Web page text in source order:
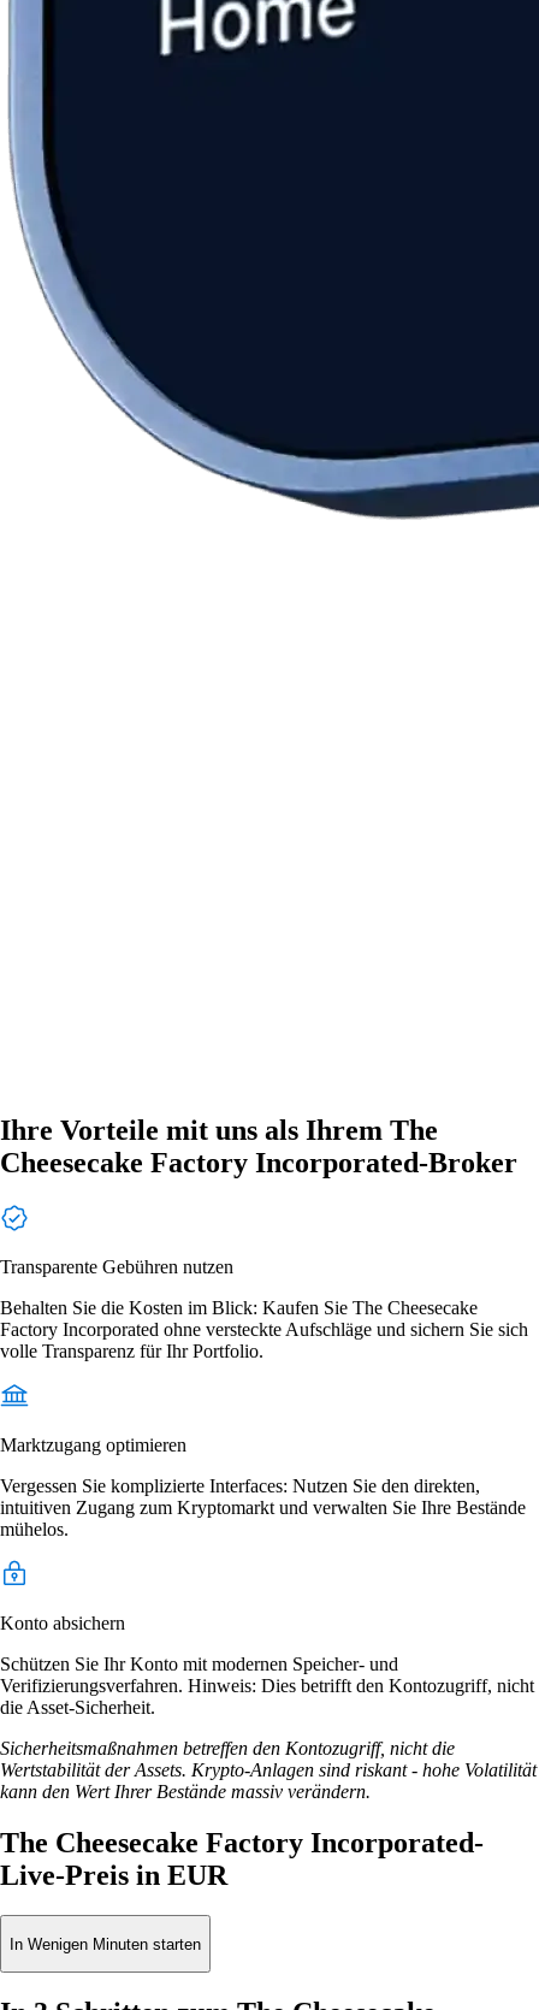
Ihre Vorteile mit uns als Ihrem The
Cheesecake Factory Incorporated-Broker
Transparente Gebühren nutzen
Behalten Sie die Kosten im Blick: Kaufen Sie The Cheesecake
Factory Incorporated ohne versteckte Aufschläge und sichern Sie sich
volle Transparenz für Ihr Portfolio.
Marktzugang optimieren
Vergessen Sie komplizierte Interfaces: Nutzen Sie den direkten,
intuitiven Zugang zum Kryptomarkt und verwalten Sie Ihre Bestände
mühelos.
Konto absichern
Schützen Sie Ihr Konto mit modernen Speicher- und
Verifizierungsverfahren. Hinweis: Dies betrifft den Kontozugriff, nicht
die Asset-Sicherheit.
Sicherheitsmaßnahmen betreffen den Kontozugriff, nicht die
Wertstabilität der Assets. Krypto-Anlagen sind riskant - hohe Volatilität
kann den Wert Ihrer Bestände massiv verändern.
The Cheesecake Factory Incorporated-
Live-Preis in EUR
In Wenigen Minuten starten